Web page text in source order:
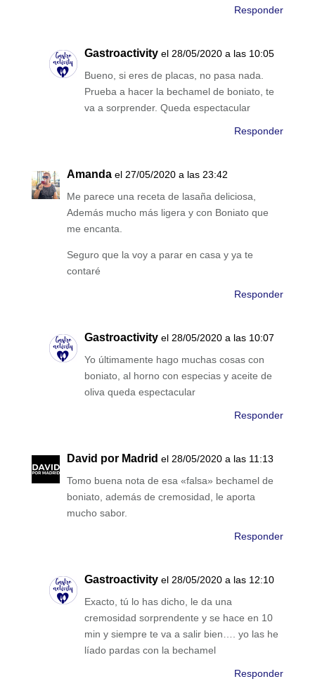
Responder
Gastroactivity el 28/05/2020 a las 10:05
Bueno, si eres de placas, no pasa nada.
Prueba a hacer la bechamel de boniato, te
va a sorprender. Queda espectacular
Responder
Amanda el 27/05/2020 a las 23:42
Me parece una receta de lasaña deliciosa,
Además mucho más ligera y con Boniato que
me encanta.
Seguro que la voy a parar en casa y ya te
contaré
Responder
Gastroactivity el 28/05/2020 a las 10:07
Yo últimamente hago muchas cosas con
boniato, al horno con especias y aceite de
oliva queda espectacular
Responder
David por Madrid el 28/05/2020 a las 11:13
Tomo buena nota de esa «falsa» bechamel de
boniato, además de cremosidad, le aporta
mucho sabor.
Responder
Gastroactivity el 28/05/2020 a las 12:10
Exacto, tú lo has dicho, le da una
cremosidad sorprendente y se hace en 10
min y siempre te va a salir bien…. yo las he
líado pardas con la bechamel
Responder